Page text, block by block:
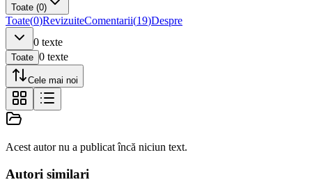
Toate (0)
Toate(0)RevizuiteComentarii(19)Despre
0 texte
Toate 0 texte
Cele mai noi
Acest autor nu a publicat încă niciun text.
Autori similari